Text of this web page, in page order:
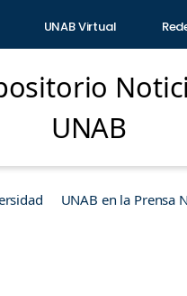
UNAB Virtual
UNAB
UNAB en la Prensa